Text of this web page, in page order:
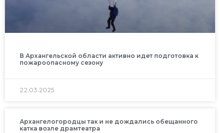
В Архангельской области активно идет подготовка к
пожароопасному сезону
22.03.2025
Архангелогородцы так и не дождались обещанного
катка возле драмтеатра